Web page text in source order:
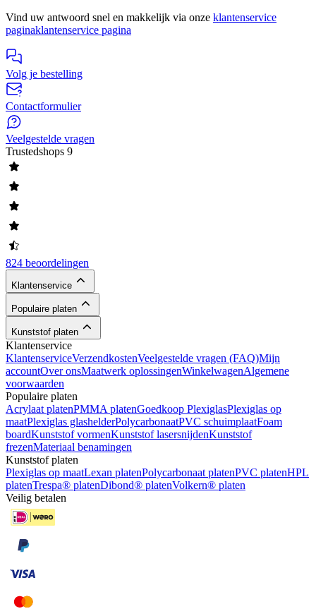
Vind uw antwoord snel en makkelijk via onze klantenservice
paginaklantenservice pagina
Volg je bestelling
Contactformulier
Veelgestelde vragen
Trustedshops 9
824 beoordelingen
Klantenservice
Populaire platen
Kunststof platen
Klantenservice
KlantenserviceVerzendkostenVeelgestelde vragen (FAQ)Mijn
accountOver onsMaatwerk oplossingenWinkelwagenAlgemene
voorwaarden
Populaire platen
Acrylaat platenPMMA platenGoedkoop PlexiglasPlexiglas op
maatPlexiglas glashelderPolycarbonaatPVC schuimplaatFoam
boardKunststof vormenKunststof lasersnijdenKunststof
frezenMateriaal benamingen
Kunststof platen
Plexiglas op maatLexan platenPolycarbonaat platenPVC platenHPL
platenTrespa® platenDibond® platenVolkern® platen
Veilig betalen